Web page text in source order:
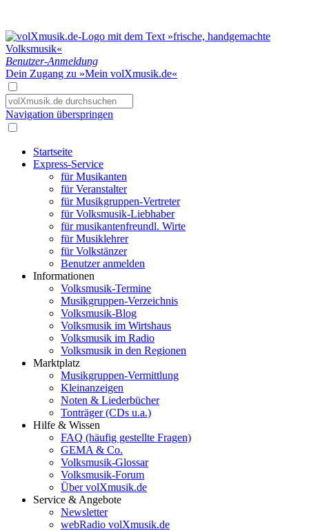
Benutzer-Anmeldung
Dein Zugang zu »Mein volXmusik.de«
Navigation überspringen
Startseite
Express-Service
für Musikanten
für Veranstalter
für Musikgruppen-Vertreter
für Volksmusik-Liebhaber
für musikantenfreundl. Wirte
für Musiklehrer
für Volkstänzer
Benutzer anmelden
Informationen
Volksmusik-Termine
Musikgruppen-Verzeichnis
Volksmusik-Blog
Volksmusik im Wirtshaus
Volksmusik im Radio
Volksmusik in den Regionen
Marktplatz
Musikgruppen-Vermittlung
Kleinanzeigen
Noten & Liederbücher
Tonträger (CDs u.a.)
Hilfe & Wissen
FAQ (häufig gestellte Fragen)
GEMA & Co.
Volksmusik-Glossar
Volksmusik-Forum
Über volXmusik.de
Service & Angebote
Newsletter
webRadio volXmusik.de